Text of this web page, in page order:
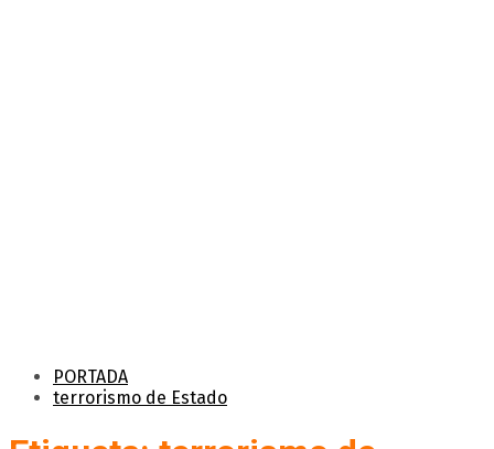
PORTADA
terrorismo de Estado